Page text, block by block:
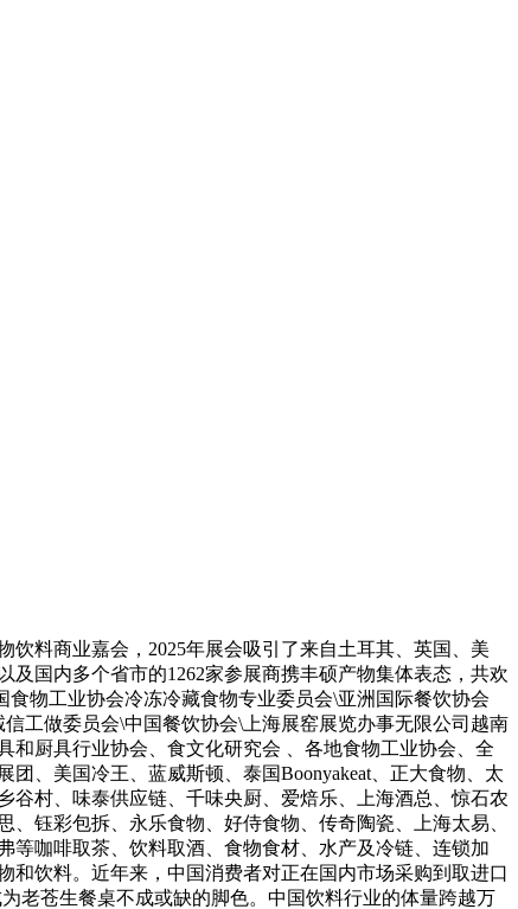
料商业嘉会，2025年展会吸引了来自土耳其、英国、美
国内多个省市的1262家参展商携丰硕产物集体表态，共欢
物工业协会冷冻冷藏食物专业委员会\亚洲国际餐饮协会
工做委员会\中国餐饮协会\上海展窑展览办事无限公司越南
厨具行业协会、食文化研究会 、各地食物工业协会、全
、美国冷王、蓝威斯顿、泰国Boonyakeat、正大食物、太
村、味泰供应链、千味央厨、爱焙乐、上海酒总、惊石农
钰彩包拆、永乐食物、好侍食物、传奇陶瓷、上海太易、
等咖啡取茶、饮料取酒、食物食材、水产及冷链、连锁加
饮料。近年来，中国消费者对正在国内市场采购到取进口
老苍生餐桌不成或缺的脚色。中国饮料行业的体量跨越万